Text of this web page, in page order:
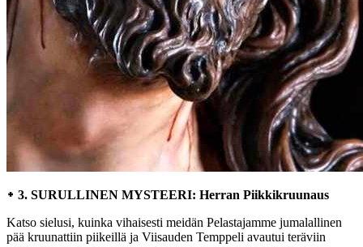
᛭ 3. SURULLINEN MYSTEERI: Herran Piikkikruunaus
Katso sielusi, kuinka vihaisesti meidän Pelastajamme jumalallinen
pää kruunattiin piikeillä ja Viisauden Temppeli avautui teräviin